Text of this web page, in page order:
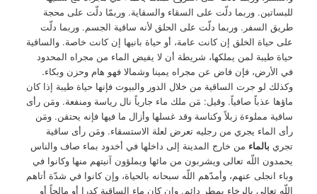
للبساتين. وربما دلّت على السقاء والسقاية. وربمّا دلّت على محجة
طريق السفر. وربما دلّت على الحلق لأنه ساقية الجسم. وربما دلّت
على حياة الخلق إن كانت عامة، أو حياة بانيها إن كانت خاصة. والساقية
حياة طيبة لمن يملكها، شريطة أن لا يفيض الماء من مجراه المحدود
في الأرض، فإن فاض عن مجراه يمينا وشمالا فهو هام وحزن وبكاء.
وكذلك لو جرت الساقية من خلال الدور والبيوت فإنها حياة طيبة إذا كان
ماؤها عذباً صافياً. وقيل: مَن ملك ماء جارياً نال رياسة ومنفعة. ومَن رأى
ساقية مملوءة زبلاً وكناسة وقد غسلها وأزال ما فيها فإنه يحتقن. ومَن
رأى الماء يجري من رجليه تعرض لعلة الاستسقاء. ومَن رأى ساقية
تجري بالماء من خارج المدينة إلى داخلها في أخدود بماء صاف والناس
يحمدون اللّه تعالى ويشربون من مائها ويملؤون آنيتهم منها وكانوا في
وباء انجلى عنهم، وأمدّهم اللّه سبحانه بالحياة، وإن كانوا في شدّة أتاهم
اللّه تعالى بالرخاء بمطر دائم. وإن كان ماء الساقية كدرا أو مالحاً أو